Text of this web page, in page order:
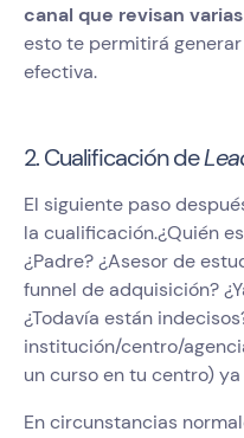
canal que revisan
esto te permitirá
efectiva.
2. Cualificación de
El siguiente paso
la cualificación.¿Quién
¿Padre? ¿Asesor de
funnel de adquisición?
¿Todavía están
institución/centro/
un curso en tu centro)
En circunstancias